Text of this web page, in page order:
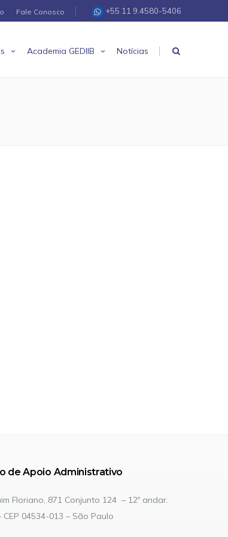
+55 11 9.4580-5406
Fale Conosco
Academia GEDIIB Notícias |
de Apoio Administrativo
Floriano, 871 Conjunto 124 – 12º andar.
CEP 04534-013 – São Paulo